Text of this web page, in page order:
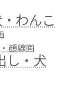
わんこ
顔線画
し・犬